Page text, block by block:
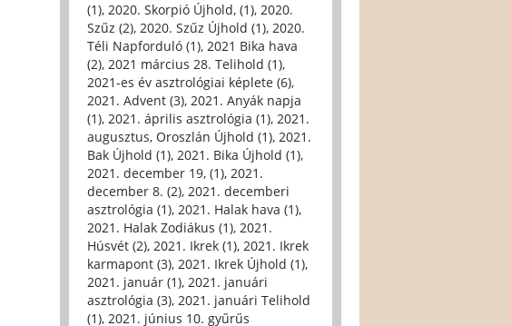
(1), 2020. Skorpió Újhold, (1), 2020.
Szűz (2), 2020. Szűz Újhold (1), 2020.
Téli Napforduló (1), 2021 Bika hava
(2), 2021 március 28. Telihold (1),
2021-es év asztrológiai képlete (6),
2021. Advent (3), 2021. Anyák napja
(1), 2021. április asztrológia (1), 2021.
augusztus, Oroszlán Újhold (1), 2021.
Bak Újhold (1), 2021. Bika Újhold (1),
2021. december 19, (1), 2021.
december 8. (2), 2021. decemberi
asztrológia (1), 2021. Halak hava (1),
2021. Halak Zodiákus (1), 2021.
Húsvét (2), 2021. Ikrek (1), 2021. Ikrek
karmapont (3), 2021. Ikrek Újhold (1),
2021. január (1), 2021. januári
asztrológia (3), 2021. januári Telihold
(1), 2021. június 10. gyűrűs